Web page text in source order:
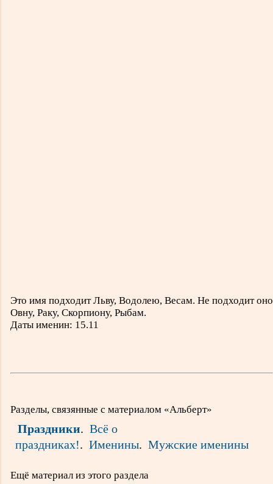
Это имя подходит Льву, Водолею, Весам. Не подходит оно
Овну, Раку, Скорпиону, Рыбам.
Даты именин: 15.11
Разделы, связянные с материалом «Альберт»
Праздники. Всё о
праздниках!. Именины. Мужские именины
Ещё материал из этого раздела